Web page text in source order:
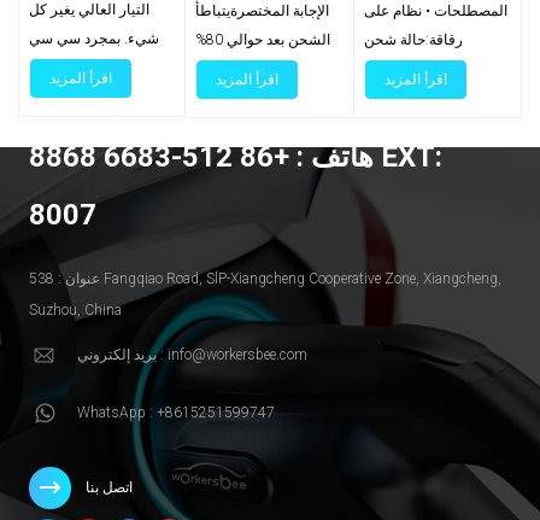
بالسائل
التيار العالي يغير كل
شيء. بمجرد سي سي
إس 2 يهدف الموقع إلى
ما يتجاوز نطاق 300
الطويلة، حيث تُصبح
الحرارة ووزن الكابل
وبيئة عمل المُشغِّل هي
الموصلات المُبرَّدة
بالسائل الحرارة من
الكابل، مما يُبقي
للاستخدام ويضمن
استمرار الطاقة. يشرح
هذا الدليل متى يكون
التبديل مُناسبًا، وما الذي
اقرأ المزيد
الإجابة المختصرةيتباطأ
الشحن بعد حوالي 80%
لأن السيارة تحمي
البطارية. مع امتلاء
البطارية (BMS) من تيار
ويخفض التيار. يتناقص
التيار تدريجيًا، وتستغرق
كل نسبة مئوية إضافية
وقتًا أطول. هذا سلوك
طبيعي. مقالات ذات صلة:
كيفية تحسين سرعة
الكهربائية (دليل 2025)
لماذا يحدث التناقص
التدريجيارتفاع الجهد
اقرأ المزيد
2025)
المصطلحات • نظام على
رقاقة:حالة شحن
البطارية، موضحة كنسبة
مئوية.• منحنى
الطاقة، وتصل إلى
تدريجيًا مع زيادة قدرة
النظام على الشحن.•
التكييف المسبق:تقوم
البطارية قبل الشحن
السريع حتى تصل إلى
درجة الحرارة المناسبة.•
الأقصى من كيلو وات
الذي تستطيع سيارتك
اقرأ المزيد
هاتف : +86 512-6683 8868 EXT:
8007
عنوان : 538 Fangqiao Road, SlP-Xiangcheng Cooperative Zone, Xiangcheng,
Suzhou, China
بريد إلكتروني : info@workersbee.com
WhatsApp : +8615251599747
اتصل بنا